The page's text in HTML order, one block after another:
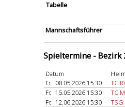
Tabelle
Mannschaftsführer
Spieltermine - Bezirk
Datum
Fr. 08.05.2026 15:30
TC
Fr. 15.05.2026 15:30
TC
Fr. 12.06.2026 15:30